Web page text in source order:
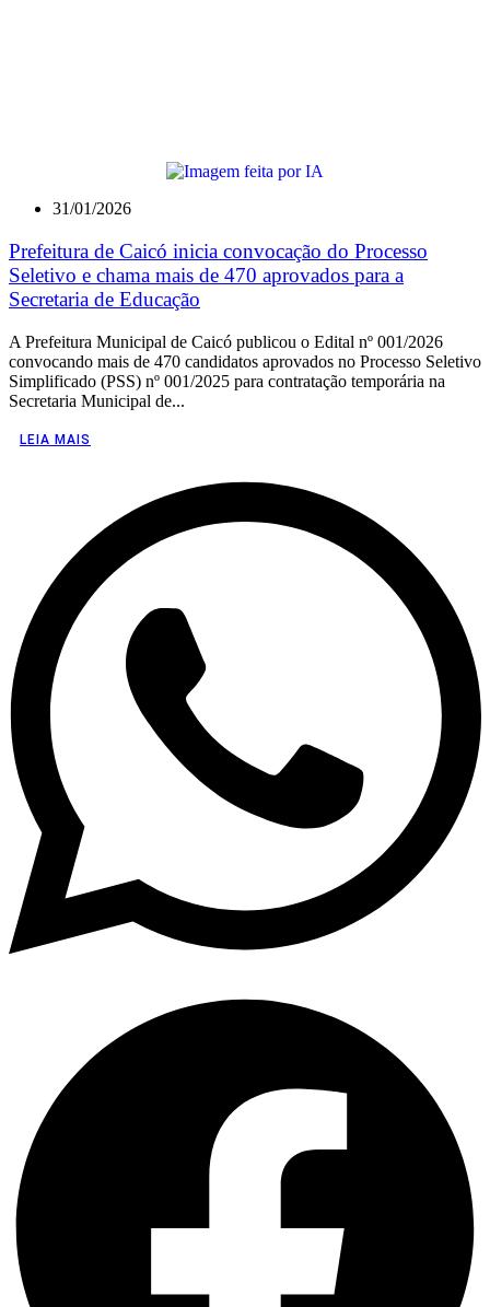
31/01/2026
Prefeitura de Caicó inicia convocação do Processo
Seletivo e chama mais de 470 aprovados para a
Secretaria de Educação
A Prefeitura Municipal de Caicó publicou o Edital nº 001/2026
convocando mais de 470 candidatos aprovados no Processo Seletivo
Simplificado (PSS) nº 001/2025 para contratação temporária na
Secretaria Municipal de...
LEIA MAIS